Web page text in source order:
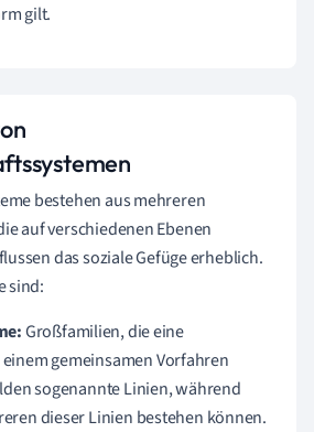
gilt.
bestehen aus mehreren
auf verschiedenen Ebenen
das soziale Gefüge erheblich.
sind:
Großfamilien, die eine
gemeinsamen Vorfahren
sogenannte Linien, während
dieser Linien bestehen können.